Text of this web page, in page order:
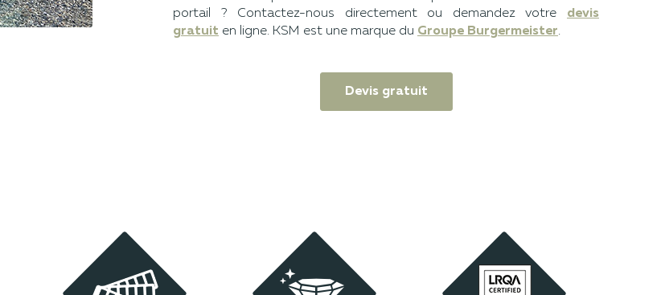
portail ? Contactez-nous directement ou demandez votre devis
gratuit en ligne. KSM est une marque du Groupe Burgermeister.
Devis gratuit